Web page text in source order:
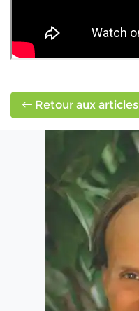
Retour aux articles